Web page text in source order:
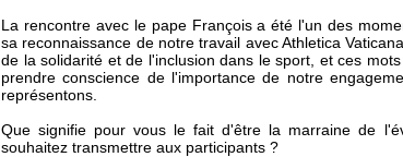
La rencontre avec le pape François a été l'un des
sa reconnaissance de notre travail avec Athletica
de la solidarité et de l'inclusion dans le sport, et ces
prendre conscience de l'importance de notre
représentons.
Que signifie pour vous le fait d'être la marraine de
souhaitez transmettre aux participants ?